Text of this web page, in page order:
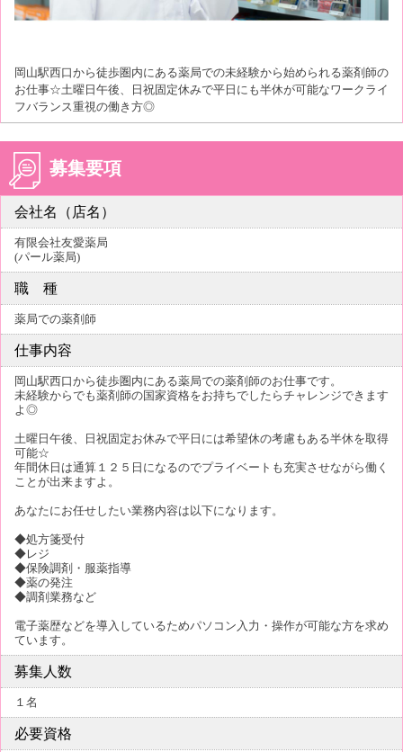
岡山駅西口から徒歩圏内にある薬局での未経験から始められる薬剤師の
お仕事☆土曜日午後、日祝固定休みで平日にも半休が可能なワークライ
フバランス重視の働き方◎
募集要項
会社名（店名）
有限会社友愛薬局
(パール薬局)
職 種
薬局での薬剤師
仕事内容
岡山駅西口から徒歩圏内にある薬局での薬剤師のお仕事です。
未経験からでも薬剤師の国家資格をお持ちでしたらチャレンジできます
よ◎
土曜日午後、日祝固定お休みで平日には希望休の考慮もある半休を取得
可能☆
年間休日は通算１２５日になるのでプライベートも充実させながら働く
ことが出来ますよ。
あなたにお任せしたい業務内容は以下になります。
◆処方箋受付
◆レジ
◆保険調剤・服薬指導
◆薬の発注
◆調剤業務など
電子薬歴などを導入しているためパソコン入力・操作が可能な方を求め
ています。
募集人数
１名
必要資格